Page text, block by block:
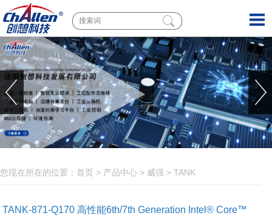
您现在所在的位置： 首页 > 产品中心 > 威强 > TANK
TANK-871-Q170 高性能6th/7th Generation Intel® Core™